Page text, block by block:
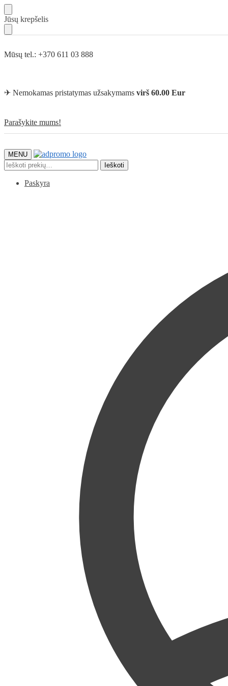
Skip
to
navigation
Skip
to
content
Jūsų krepšelis
Mūsų tel.: +370 611 03 888
✈ Nemokamas pristatymas užsakymams virš 60.00 Eur
Parašykite mums!
MENU
Ieškoti: Ieškoti
Paskyra